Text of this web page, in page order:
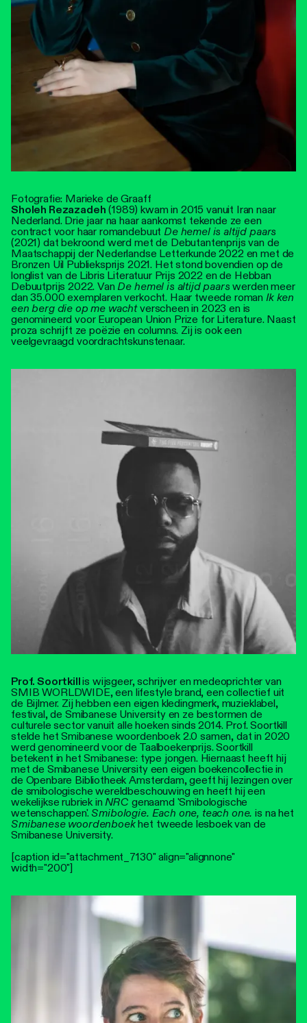
Fotografie: Marieke de Graaff
Sholeh Rezazadeh (1989) kwam in 2015 vanuit Iran naar
Nederland. Drie jaar na haar aankomst tekende ze een
contract voor haar romandebuut De hemel is altijd paars
(2021) dat bekroond werd met de Debutantenprijs van de
Maatschappij der Nederlandse Letterkunde 2022 en met de
Bronzen Uil Publieksprijs 2021. Het stond bovendien op de
longlist van de Libris Literatuur Prijs 2022 en de Hebban
Debuutprijs 2022. Van De hemel is altijd paars werden meer
dan 35.000 exemplaren verkocht. Haar tweede roman Ik ken
een berg die op me wachtverscheen in 2023 en is
genomineerd voor European Union Prize for Literature. Naast
proza schrijft ze poëzie en columns. Zij is ook een
veelgevraagd voordrachtskunstenaar.
Prof. Soortkillis wijsgeer, schrijver en medeoprichter van
SMIB WORLDWIDE, een lifestyle brand, een collectief uit
de Bijlmer. Zij hebben een eigen kledingmerk, muzieklabel,
festival, de Smibanese University en ze bestormen de
culturele sector vanuit alle hoeken sinds 2014. Prof. Soortkill
stelde het Smibanese woordenboek 2.0 samen, dat in 2020
werd genomineerd voor de Taalboekenprijs. Soortkill
betekent in het Smibanese: type jongen. Hiernaast heeft hij
met de Smibanese University een eigen boekencollectie in
de Openbare Bibliotheek Amsterdam, geeft hij lezingen over
de smibologische wereldbeschouwing en heeft hij een
wekelijkse rubriek inNRC genaamd 'Smibologische
wetenschappen'.Smibologie. Each one, teach one. is na het
Smibanese woordenboekhet tweede lesboek van de
Smibanese University.
[caption id="attachment_7130" align="alignnone"
width="200"]